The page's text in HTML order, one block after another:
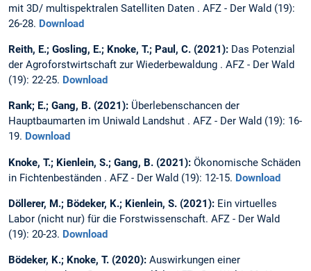
mit 3D/ multispektralen Satelliten Daten . AFZ - Der Wald (19):
26-28. Download
Reith, E.; Gosling, E.; Knoke, T.; Paul, C. (2021): Das Potenzial
der Agroforstwirtschaft zur Wiederbewaldung . AFZ - Der Wald
(19): 22-25. Download
Rank; E.; Gang, B. (2021): Überlebenschancen der
Hauptbaumarten im Uniwald Landshut . AFZ - Der Wald (19): 16-
19. Download
Knoke, T.; Kienlein, S.; Gang, B. (2021): Ökonomische Schäden
in Fichtenbeständen . AFZ - Der Wald (19): 12-15. Download
Döllerer, M.; Bödeker, K.; Kienlein, S. (2021): Ein virtuelles
Labor (nicht nur) für die Forstwissenschaft. AFZ - Der Wald
(19): 20-23. Download
Bödeker, K.; Knoke, T. (2020): Auswirkungen einer